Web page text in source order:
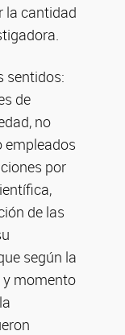
la cantidad
sentidos:
de
no
empleados
por
de las
según la
y momento